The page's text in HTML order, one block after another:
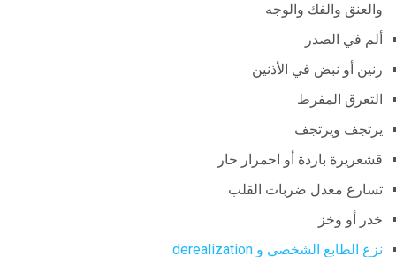
والعنق والفك والوجه
ألم في الصدر
رنين أو نبض في الأذنين
التعرق المفرط
يرتجف ويرتجف
قشعريرة باردة أو احمرار حار
تسارع معدل ضربات القلب
خدر أو وخز
نزع الطابع الشخصي و derealization